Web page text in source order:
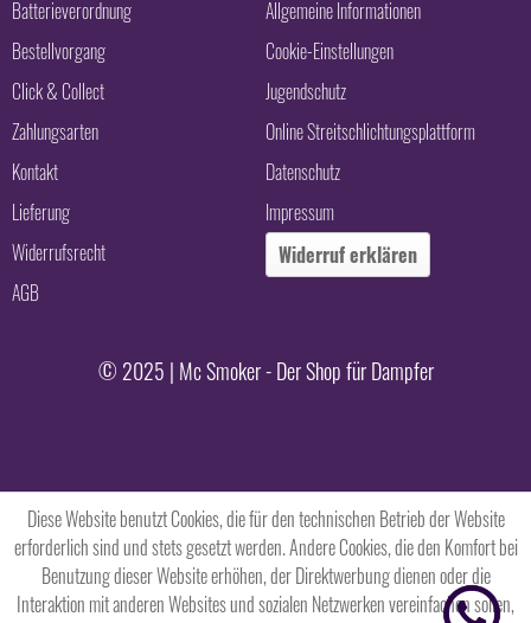
Batterieverordnung
Bestellvorgang
Click & Collect
Zahlungsarten
Kontakt
Lieferung
Widerrufsrecht
AGB
Allgemeine Informationen
Cookie-Einstellungen
Jugendschutz
Online Streitschlichtungsplattform
Datenschutz
Impressum
Widerruf erklären
© 2025 | Mc Smoker - Der Shop für Dampfer
Diese Website benutzt Cookies, die für den technischen Betrieb der Website
erforderlich sind und stets gesetzt werden. Andere Cookies, die den Komfort bei
Benutzung dieser Website erhöhen, der Direktwerbung dienen oder die
Interaktion mit anderen Websites und sozialen Netzwerken vereinfachen sollen,